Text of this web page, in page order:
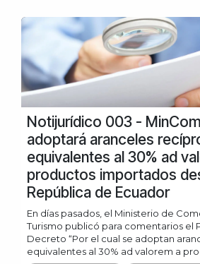
Notijurídico 003 -
adoptará aranceles
equivalentes al 30% ad
productos importados
República de Ecuador
En días pasados, el Ministerio de
Turismo publicó para comentarios el
Decreto “Por el cual se adoptan
equivalentes al 30% ad valorem a